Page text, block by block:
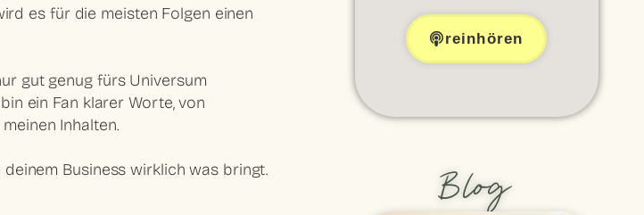
es für die meisten Folgen einen
gut genug fürs Universum
ein Fan klarer Worte, von
Inhalten.
Business wirklich was bringt.
reinhören
Blog